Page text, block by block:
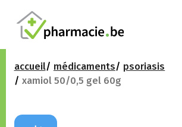
accueil médicaments
psoriasis
xamiol 50/0,5 gel 60g